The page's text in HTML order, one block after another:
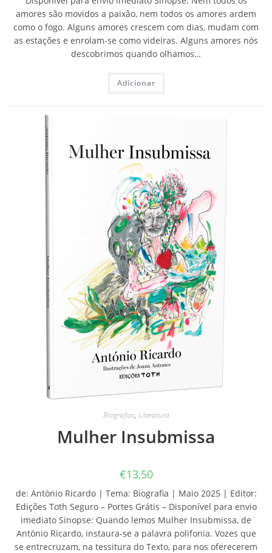
amores são movidos a paixão, nem todos os amores ardem
como o fogo. Alguns amores crescem com dias, mudam com
as estações e enrolam-se como videiras. Alguns amores nós
descobrimos quando olhamos…
Adicionar
Biografias, Literatura
Mulher Insubmissa
€13,50
de: António Ricardo | Tema: Biografia | Maio 2025 | Editor:
Edições Toth Seguro – Portes Grátis – Disponível para envio
imediato Sinopse: Quando lemos Mulher Insubmissa, de
António Ricardo, instaura-se a palavra polifonia. Vozes que
se entrecruzam, na tessitura do Texto, para nos oferecerem